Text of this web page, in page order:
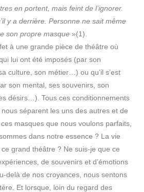
en portent, mais feint de l’ignorer.
y a derrière. Personne ne sait même
son propre masque »(1).
à une grande pièce de théâtre où
lui ont été imposés (par son
culture, son métier…) ou qu’il s’est
son mental, ses souvenirs, son
désirs…). Tous ces conditionnements
séparent les uns des autres et de
masques que nous voulons parfaits,
dans notre essence ? La vie
ce grand théâtre ? Ne suis-je que ce
de souvenirs et d’émotions
delà de nos croyances, nous sentons
Et lorsque, loin du regard des